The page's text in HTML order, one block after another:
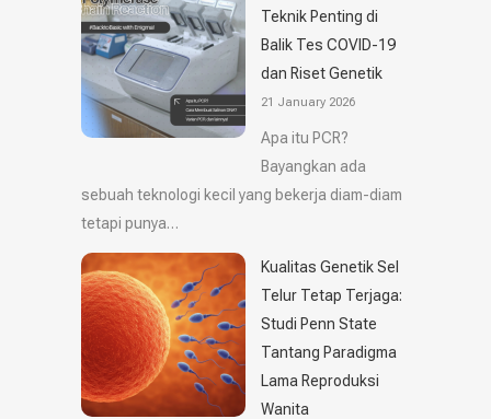
Teknik Penting di
Balik Tes COVID-19
dan Riset Genetik
21 January 2026
Apa itu PCR?
Bayangkan ada
sebuah teknologi kecil yang bekerja diam-diam
tetapi punya…
Kualitas Genetik Sel
Telur Tetap Terjaga:
Studi Penn State
Tantang Paradigma
Lama Reproduksi
Wanita